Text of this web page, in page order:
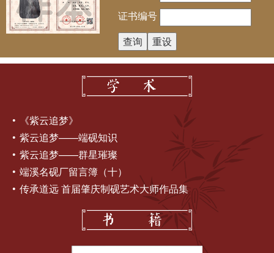
证书编号
《紫云追梦》
紫云追梦——端砚知识
紫云追梦——群星璀璨
端溪名砚厂留言簿（十）
传承道远 首届肇庆制砚艺术大师作品集